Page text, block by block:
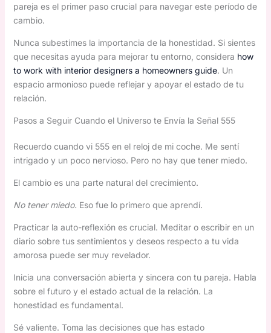
pareja es el primer paso crucial para navegar este período de
cambio.
Nunca subestimes la importancia de la honestidad. Si sientes
que necesitas ayuda para mejorar tu entorno, considera how
to work with interior designers a homeowners guide. Un
espacio armonioso puede reflejar y apoyar el estado de tu
relación.
Pasos a Seguir Cuando el Universo te Envía la Señal 555
Recuerdo cuando vi 555 en el reloj de mi coche. Me sentí
intrigado y un poco nervioso. Pero no hay que tener miedo.
El cambio es una parte natural del crecimiento.
No tener miedo. Eso fue lo primero que aprendí.
Practicar la auto-reflexión es crucial. Meditar o escribir en un
diario sobre tus sentimientos y deseos respecto a tu vida
amorosa puede ser muy revelador.
Inicia una conversación abierta y sincera con tu pareja. Habla
sobre el futuro y el estado actual de la relación. La
honestidad es fundamental.
Sé valiente. Toma las decisiones que has estado